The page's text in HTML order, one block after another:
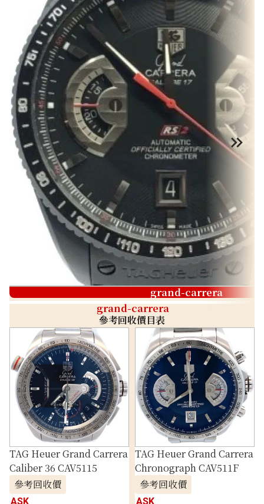
grand-carrera
grand-carrera
參考回收價目表
TAG Heuer Grand Carrera
Caliber 36 CAV5115
參考回收價
ASK
TAG Heuer Grand Carrera
Chronograph CAV511F
參考回收價
ASK